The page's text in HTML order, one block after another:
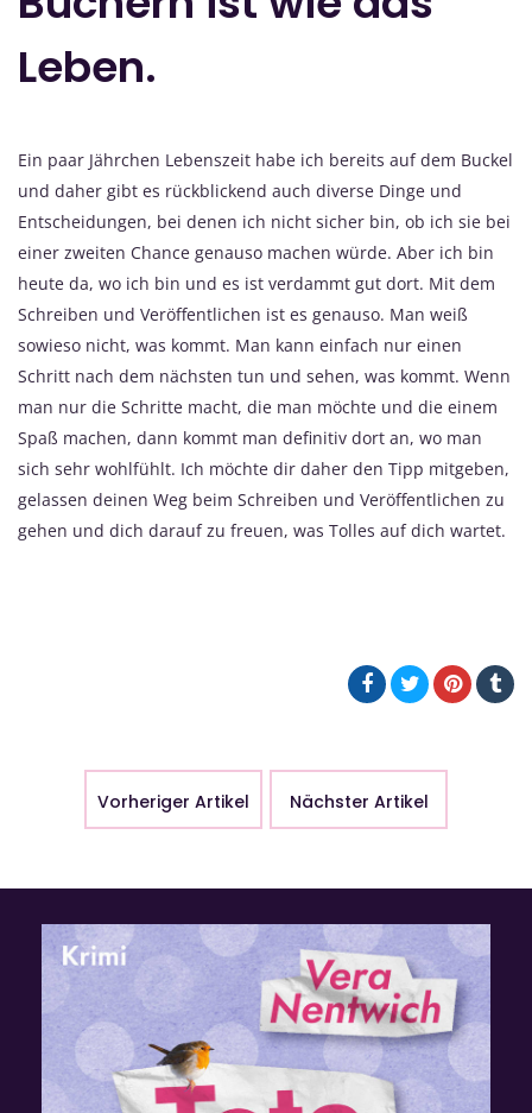
Leben.
Ein paar Jährchen Lebenszeit habe ich bereits auf dem Buckel
und daher gibt es rückblickend auch diverse Dinge und
Entscheidungen, bei denen ich nicht sicher bin, ob ich sie bei
einer zweiten Chance genauso machen würde. Aber ich bin
heute da, wo ich bin und es ist verdammt gut dort. Mit dem
Schreiben und Veröffentlichen ist es genauso. Man weiß
sowieso nicht, was kommt. Man kann einfach nur einen
Schritt nach dem nächsten tun und sehen, was kommt. Wenn
man nur die Schritte macht, die man möchte und die einem
Spaß machen, dann kommt man definitiv dort an, wo man
sich sehr wohlfühlt. Ich möchte dir daher den Tipp mitgeben,
gelassen deinen Weg beim Schreiben und Veröffentlichen zu
gehen und dich darauf zu freuen, was Tolles auf dich wartet.
Vorheriger Artikel Nächster Artikel